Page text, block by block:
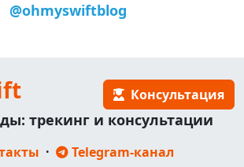
@ohmyswiftblog
Консультация
трекинг и консультации
· Telegram-канал